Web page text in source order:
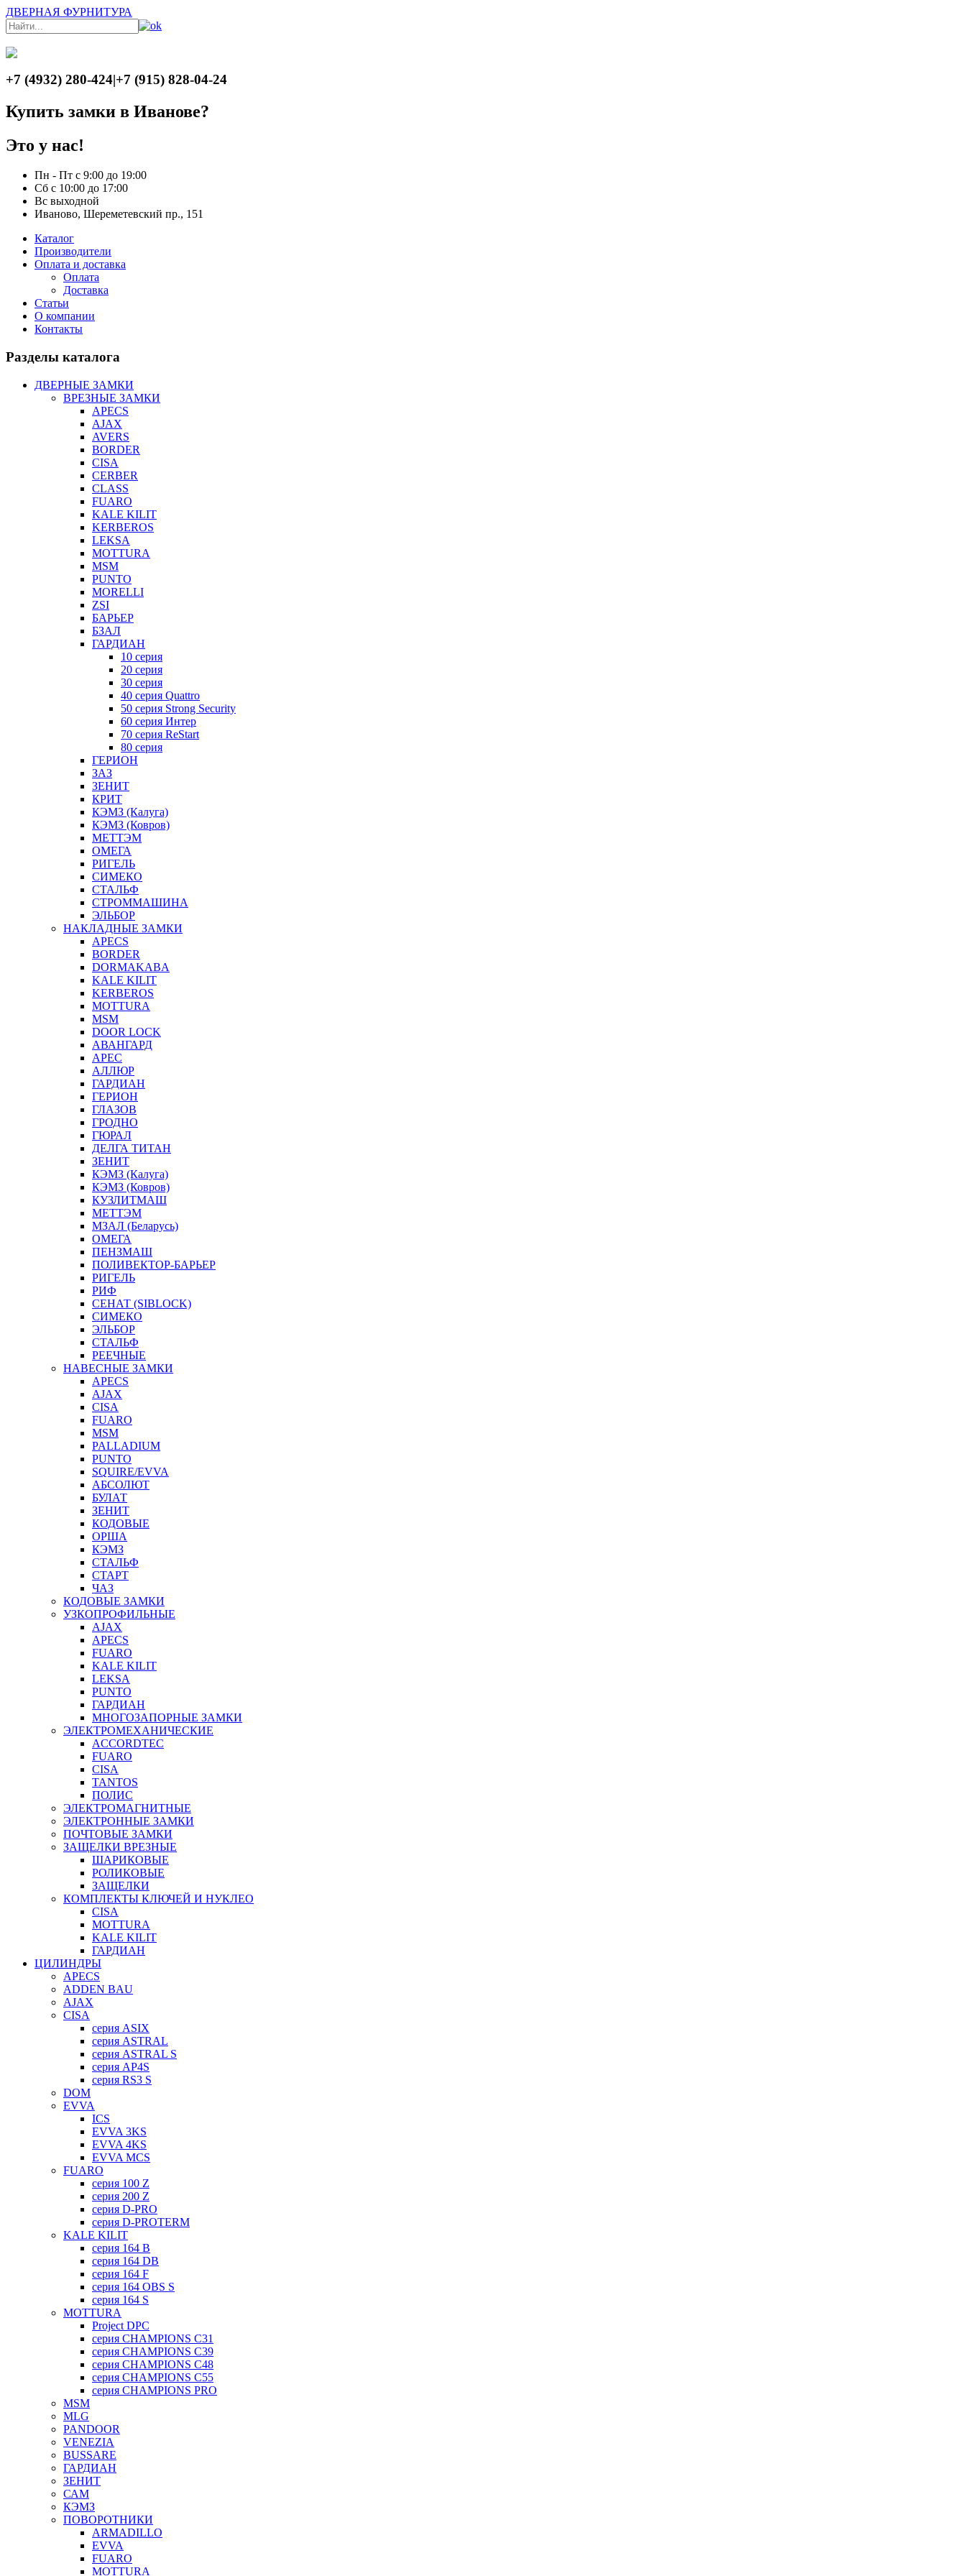
ДВЕРНАЯ ФУРНИТУРА
+7 (4932) 280-424|+7 (915) 828-04-24
Купить замки в Иванове?
Это у нас!
Пн - Пт с 9:00 до 19:00
Сб с 10:00 до 17:00
Вс выходной
Иваново, Шереметевский пр., 151
Каталог
Производители
Оплата и доставка
Оплата
Доставка
Статьи
О компании
Контакты
Разделы каталога
ДВЕРНЫЕ ЗАМКИ
ВРЕЗНЫЕ ЗАМКИ
APECS
AJAX
AVERS
BORDER
CISA
CERBER
CLASS
FUARO
KALE KILIT
KERBEROS
LEKSA
MOTTURA
MSM
PUNTO
MORELLI
ZSI
БАРЬЕР
БЗАЛ
ГАРДИАН
10 серия
20 серия
30 серия
40 серия Quattro
50 серия Strong Security
60 серия Интер
70 серия ReStart
80 серия
ГЕРИОН
ЗАЗ
ЗЕНИТ
КРИТ
КЭМЗ (Калуга)
КЭМЗ (Ковров)
МЕТТЭМ
ОМЕГА
РИГЕЛЬ
СИМЕКО
СТАЛЬФ
СТРОММАШИНА
ЭЛЬБОР
НАКЛАДНЫЕ ЗАМКИ
APECS
BORDER
DORMAKABA
KALE KILIT
KERBEROS
MOTTURA
MSM
DOOR LOCK
АВАНГАРД
АРЕС
АЛЛЮР
ГАРДИАН
ГЕРИОН
ГЛАЗОВ
ГРОДНО
ГЮРАЛ
ДЕЛГА ТИТАН
ЗЕНИТ
КЭМЗ (Калуга)
КЭМЗ (Ковров)
КУЗЛИТМАШ
МЕТТЭМ
МЗАЛ (Беларусь)
ОМЕГА
ПЕНЗМАШ
ПОЛИВЕКТОР-БАРЬЕР
РИГЕЛЬ
РИФ
СЕНАТ (SIBLOCK)
СИМЕКО
ЭЛЬБОР
СТАЛЬФ
РЕЕЧНЫЕ
НАВЕСНЫЕ ЗАМКИ
APECS
AJAX
CISA
FUARO
MSM
PALLADIUM
PUNTO
SQUIRE/EVVA
АБСОЛЮТ
БУЛАТ
ЗЕНИТ
КОДОВЫЕ
ОРША
КЭМЗ
СТАЛЬФ
СТАРТ
ЧАЗ
КОДОВЫЕ ЗАМКИ
УЗКОПРОФИЛЬНЫЕ
AJAX
APECS
FUARO
KALE KILIT
LEKSA
PUNTO
ГАРДИАН
МНОГОЗАПОРНЫЕ ЗАМКИ
ЭЛЕКТРОМЕХАНИЧЕСКИЕ
ACCORDTEC
FUARO
CISA
TANTOS
ПОЛИС
ЭЛЕКТРОМАГНИТНЫЕ
ЭЛЕКТРОННЫЕ ЗАМКИ
ПОЧТОВЫЕ ЗАМКИ
ЗАЩЕЛКИ ВРЕЗНЫЕ
ШАРИКОВЫЕ
РОЛИКОВЫЕ
ЗАЩЕЛКИ
КОМПЛЕКТЫ КЛЮЧЕЙ И НУКЛЕО
CISA
MOTTURA
KALE KILIT
ГАРДИАН
ЦИЛИНДРЫ
APECS
ADDEN BAU
AJAX
CISA
серия ASIX
серия ASTRAL
серия ASTRAL S
серия AP4S
серия RS3 S
DOM
EVVA
ICS
EVVA 3KS
EVVA 4KS
EVVA MCS
FUARO
серия 100 Z
серия 200 Z
серия D-PRO
серия D-PROTERM
KALE KILIT
серия 164 B
серия 164 DB
серия 164 F
серия 164 OBS S
серия 164 S
MOTTURA
Project DPC
серия CHAMPIONS C31
серия CHAMPIONS C39
серия CHAMPIONS C48
серия CHAMPIONS C55
серия CHAMPIONS PRO
MSM
MLG
PANDOOR
VENEZIA
BUSSARE
ГАРДИАН
ЗЕНИТ
САМ
КЭМЗ
ПОВОРОТНИКИ
ARMADILLO
EVVA
FUARO
MOTTURA